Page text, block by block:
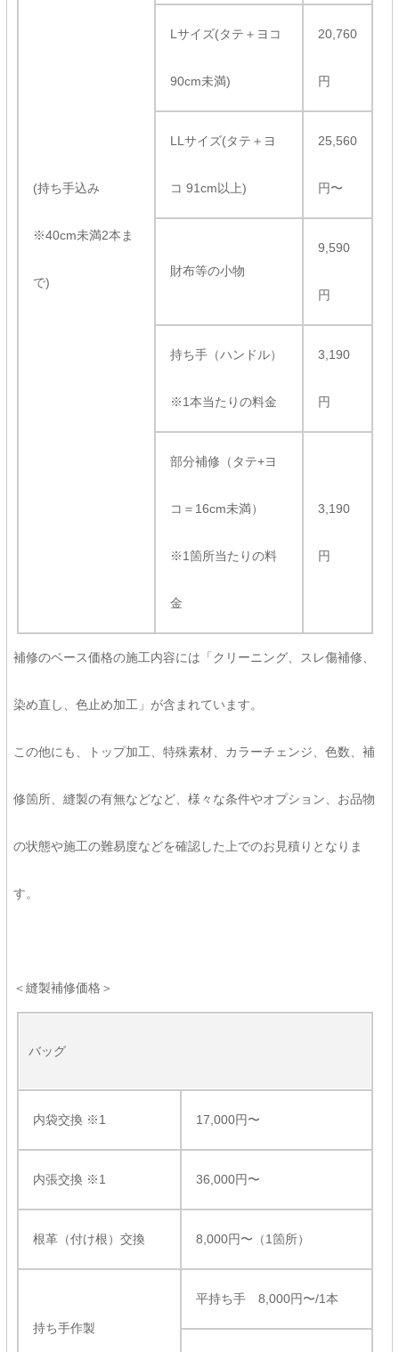
(持ち手込み
※40cm未満2本ま
で)
Lサイズ(タテ＋ヨコ
90cm未満)
20,760
円
LLサイズ(タテ＋ヨ
コ 91cm以上)
25,560
円〜
財布等の小物
9,590
円
持ち手（ハンドル）
※1本当たりの料金
3,190
円
部分補修（タテ+ヨ
コ＝16cm未満）
※1箇所当たりの料
金
3,190
円
補修のベース価格の施工内容には「クリーニング、スレ傷補修、
染め直し、色止め加工」が含まれています。
この他にも、トップ加工、特殊素材、カラーチェンジ、色数、補
修箇所、縫製の有無などなど、様々な条件やオプション、お品物
の状態や施工の難易度などを確認した上でのお見積りとなりま
す。
＜縫製補修価格＞
バッグ
内袋交換 ※1 17,000円〜
内張交換 ※1 36,000円〜
根革（付け根）交換 8,000円〜（1箇所）
持ち手作製
平持ち手 8,000円〜/1本